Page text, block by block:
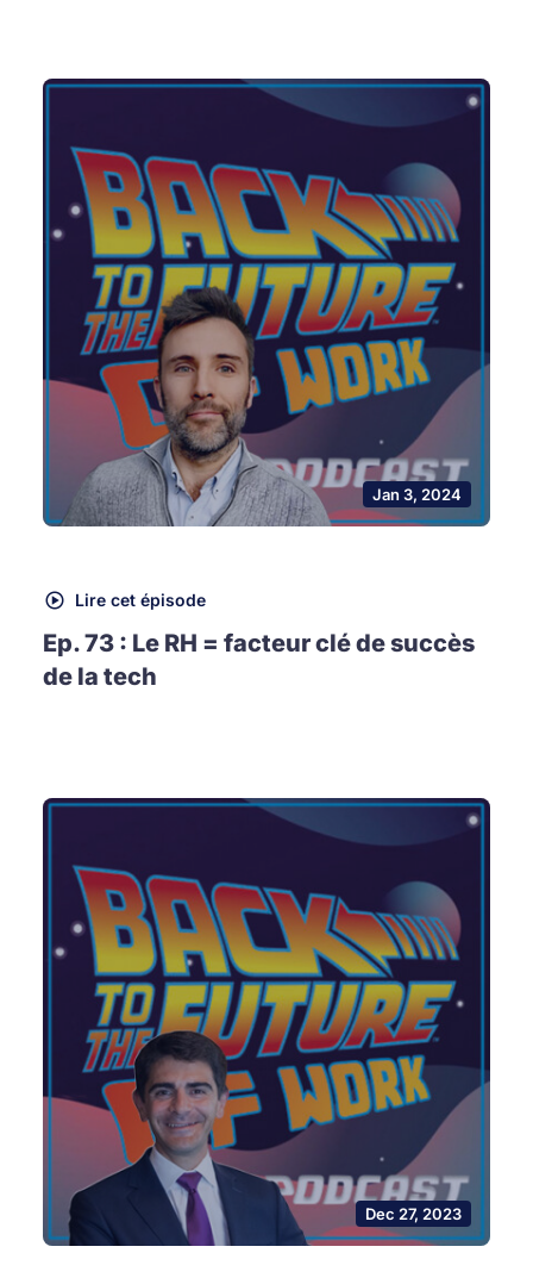
Jan 3, 2024
Lire cet épisode
Ep. 73 : Le RH = facteur clé de succès
de la tech
Dec 27, 2023